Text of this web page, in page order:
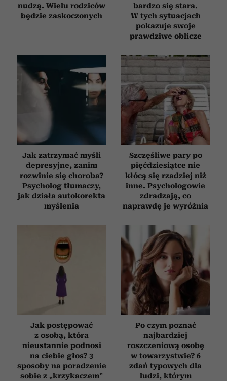
nudzą. Wielu rodziców
będzie zaskoczonych
bardzo się stara.
W tych sytuacjach
pokazuje swoje
prawdziwe oblicze
Jak zatrzymać myśli
depresyjne, zanim
rozwinie się choroba?
Psycholog tłumaczy,
jak działa autokorekta
myślenia
Szczęśliwe pary po
pięćdziesiątce nie
kłócą się rzadziej niż
inne. Psychologowie
zdradzają, co
naprawdę je wyróżnia
Jak postępować
z osobą, która
nieustannie podnosi
na ciebie głos? 3
sposoby na poradzenie
sobie z „krzykaczem”
Po czym poznać
najbardziej
roszczeniową osobę
w towarzystwie? 6
zdań typowych dla
ludzi, którym